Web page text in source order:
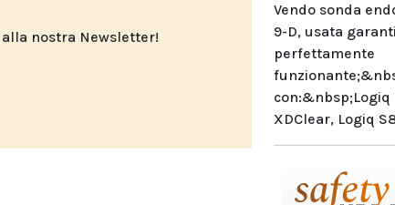
nostra Newsletter!
Vendo sonda
9-D, usata
perfettamente
con:&nbsp;Logiq
XDClear, Logiq